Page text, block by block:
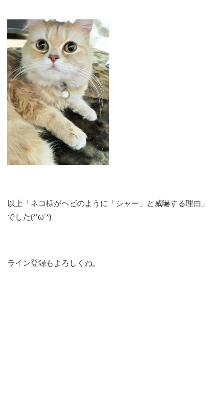
以上「ネコ様がヘビのように「シャー」と威嚇する理由」
でした(*’ω’*)
ライン登録もよろしくね。